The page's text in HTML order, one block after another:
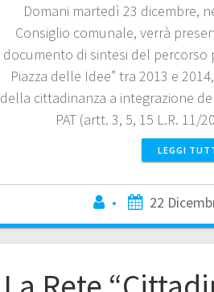
Domani martedì 23 dicembre,
Consiglio comunale, verrà
documento di sintesi del percorso
Piazza delle Idee” tra 2013 e
della cittadinanza a integrazione
PAT (artt. 3, 5, 15 L.R. 11/
LEGGI
• 22